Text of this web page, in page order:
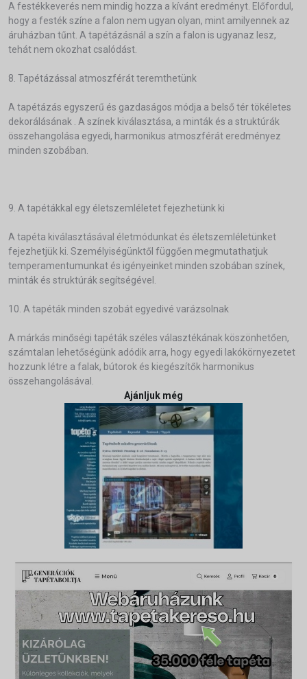
A festékkeverés nem mindig hozza a kívánt eredményt. Előfordul,
hogy a festék színe a falon nem ugyan olyan, mint amilyennek az
áruházban tűnt. A tapétázásnál a szín a falon is ugyanaz lesz,
tehát nem okozhat csalódást.
8. Tapétázással atmoszférát teremthetünk
A tapétázás egyszerű és gazdaságos módja a belső tér tökéletes
dekorálásának . A színek kiválasztása, a minták és a struktúrák
összehangolása egyedi, harmonikus atmoszférát eredményez
minden szobában.
9. A tapétákkal egy életszemléletet fejezhetünk ki
A tapéta kiválasztásával életmódunkat és életszemléletünket
fejezhetjük ki. Személyiségünktől függően megmutathatjuk
temperamentumunkat és igényeinket minden szobában színek,
minták és struktúrák segítségével.
10. A tapéták minden szobát egyedivé varázsolnak
A márkás minőségi tapéták széles választékának köszönhetően,
számtalan lehetőségünk adódik arra, hogy egyedi lakókörnyezetet
hozzunk létre a falak, bútorok és kiegészítők harmonikus
összehangolásával.
Ajánljuk még